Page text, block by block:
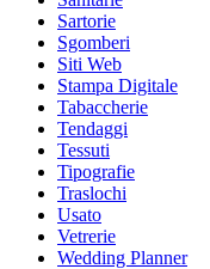
Sartorie
Sgomberi
Siti Web
Stampa Digitale
Tabaccherie
Tendaggi
Tessuti
Tipografie
Traslochi
Usato
Vetrerie
Wedding Planner